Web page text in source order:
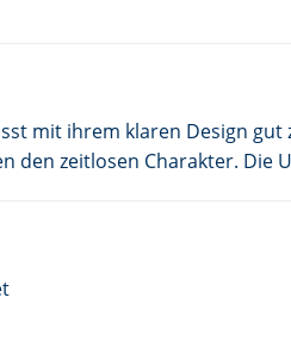
mit ihrem klaren Design
den zeitlosen Charakter. Die